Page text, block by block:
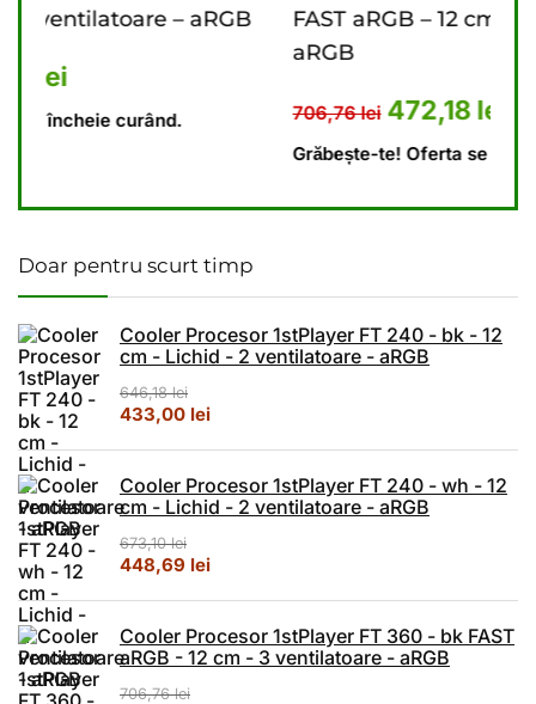
lei.
este: 448,69 lei.
FAST aRGB – 12 cm – 3 ventilatoare –
706,76lei Prețul inițial a fost: 706,76
472,18 Prețul curent este:
Grăbește-te! Oferta se încheie curând.
Doar pentru scurt timp
Cooler Procesor 1stPlayer FT 240 - bk - 12
cm - Lichid - 2 ventilatoare - aRGB
646,18lei
Prețul inițial a fost: 646,18 lei.
433,00 leiPrețul curent este: 433,00 lei.
Cooler Procesor 1stPlayer FT 240 - wh - 12
cm - Lichid - 2 ventilatoare - aRGB
673,10lei
Prețul inițial a fost: 673,10 lei.
448,69 leiPrețul curent este: 448,69 lei.
Cooler Procesor 1stPlayer FT 360 - bk FAST
aRGB - 12 cm - 3 ventilatoare - aRGB
706,76lei